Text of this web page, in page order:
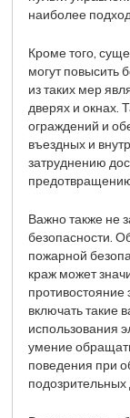
наиболее
Кроме того,
могут повысить
из таких мер
дверях и окнах.
ограждений и
въездных и
затруднению
Важно также не
безопасности.
пожарной
краж может
включать такие
использования
умение
поведения при
подозрительных